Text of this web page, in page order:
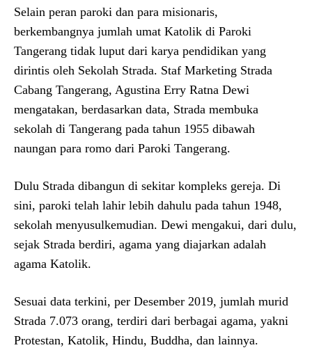
Selain peran paroki dan para misionaris,
berkembangnya jumlah umat Katolik di Paroki
Tangerang tidak luput dari karya pendidikan yang
dirintis oleh Sekolah Strada. Staf Marketing Strada
Cabang Tangerang, Agustina Erry Ratna Dewi
mengatakan, berdasarkan data, Strada membuka
sekolah di Tangerang pada tahun 1955 dibawah
naungan para romo dari Paroki Tangerang.
Dulu Strada dibangun di sekitar kompleks gereja. Di
sini, paroki telah lahir lebih dahulu pada tahun 1948,
sekolah menyusulkemudian. Dewi mengakui, dari dulu,
sejak Strada berdiri, agama yang diajarkan adalah
agama Katolik.
Sesuai data terkini, per Desember 2019, jumlah murid
Strada 7.073 orang, terdiri dari berbagai agama, yakni
Protestan, Katolik, Hindu, Buddha, dan lainnya.